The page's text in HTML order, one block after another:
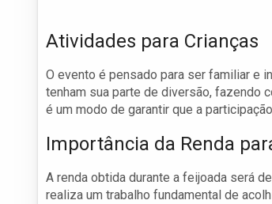
Atividades para Crianças
O evento é pensado para ser familiar e
tenham sua parte de diversão, fazendo
é um modo de garantir que a
Importância da Renda
A renda obtida durante a feijoada será
realiza um trabalho fundamental de